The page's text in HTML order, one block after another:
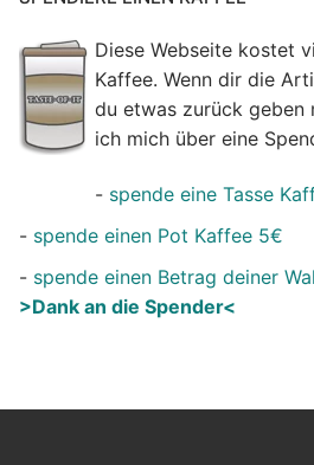
Diese Webseite kostet
Kaffee. Wenn dir die
du etwas zurück geben
ich mich über eine
- spende eine Tasse
- spende einen Pot Kaffee 5€
- spende einen Betrag deiner
>Dank an die Spender<